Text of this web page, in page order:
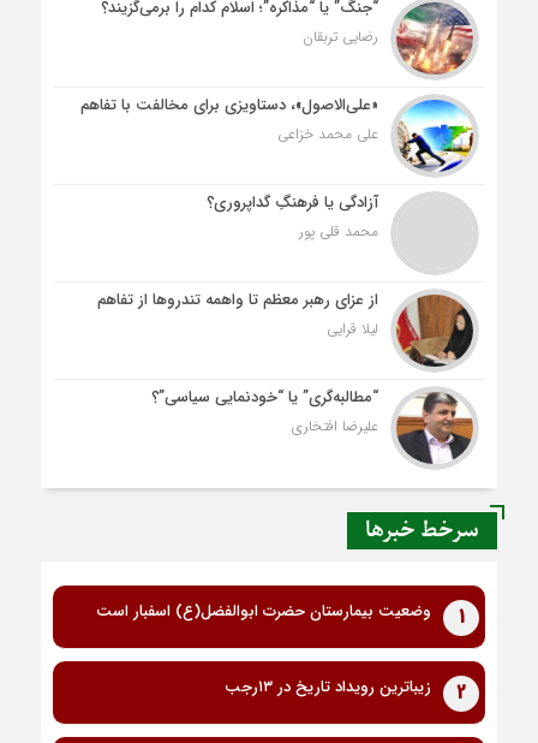
“جنگ” یا “مذاکره”؛ اسلام کدام را برمی‌گزیند؟
رضایی تربقان
«علی‌الاصول»، دستاویزی برای مخالفت با تفاهم
علی محمد خزاعی
آزادگی یا فرهنگِ گداپروری؟
محمد قلی پور
از عزای رهبر معظم تا واهمه تندروها از تفاهم
لیلا قرایی
“مطالبه‌گری” یا “خودنمایی سیاسی”؟
علیرضا افتخاری
سرخط خبرها
1 وضعیت بیمارستان حضرت ابوالفضل(ع) اسفبار است
2 زیباترین رویداد تاریخ در ۱۳رجب